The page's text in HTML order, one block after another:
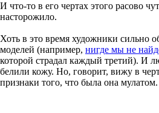
И что-то в его чертах этого расово
насторожило.
Хоть в это время художники сильно
моделей (например, нигде мы не
которой страдал каждый третий). И
белили кожу. Но, говорит, вижу в
признаки того, что была она мулатом.